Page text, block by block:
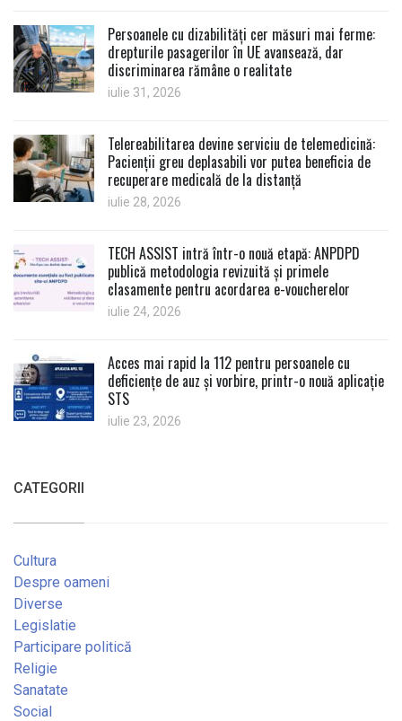
Persoanele cu dizabilități cer măsuri mai ferme:
drepturile pasagerilor în UE avansează, dar
discriminarea rămâne o realitate
iulie 31, 2026
Telereabilitarea devine serviciu de telemedicină:
Pacienții greu deplasabili vor putea beneficia de
recuperare medicală de la distanță
iulie 28, 2026
TECH ASSIST intră într-o nouă etapă: ANPDPD
publică metodologia revizuită și primele
clasamente pentru acordarea e-voucherelor
iulie 24, 2026
Acces mai rapid la 112 pentru persoanele cu
deficiențe de auz și vorbire, printr-o nouă aplicație
STS
iulie 23, 2026
CATEGORII
Cultura
Despre oameni
Diverse
Legislatie
Participare politică
Religie
Sanatate
Social